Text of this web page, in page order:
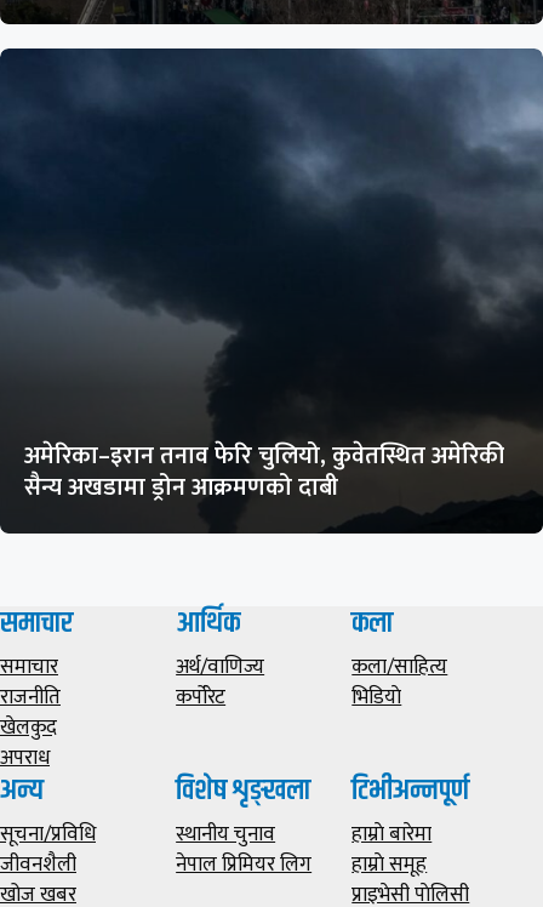
अमेरिका–इरान तनाव फेरि चुलियो, कुवेतस्थित अमेरिकी
सैन्य अखडामा ड्रोन आक्रमणको दाबी
समाचार
समाचार
राजनीति
खेलकुद
अपराध
आर्थिक
अर्थ/वाणिज्य
कर्पोरेट
कला
कला/साहित्य
भिडियाे
अन्य
सूचना/प्रविधि
जीवनशैली
खोज खबर
विशेष शृङ्खला
स्थानीय चुनाव
नेपाल प्रिमियर लिग
टिभीअन्नपूर्ण
हाम्राे बारेमा
हाम्राे समूह
प्राइभेसी पाेलिसी